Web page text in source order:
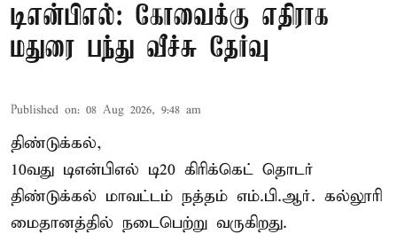
டிஎன்பிஎல்: கோவைக்கு எதிராக
மதுரை பந்து வீச்சு தேர்வு
Published on: 08 Aug 2026, 9:48 am
திண்டுக்கல்,
10வது டிஎன்பிஎல் டி20 கிரிக்கெட் தொடர்
திண்டுக்கல் மாவட்டம் நத்தம் எம்.பி.ஆர். கல்லூரி
மைதானத்தில் நடைபெற்று வருகிறது.